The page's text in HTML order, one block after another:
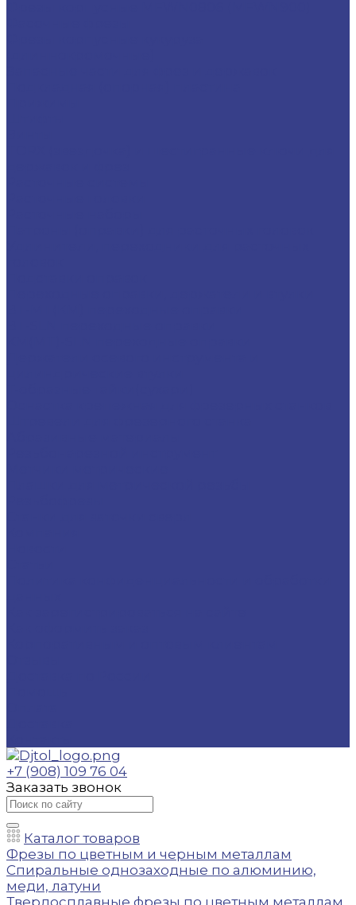
+7 (908) 109 76 04
Заказать звонок
Каталог товаров
Фрезы по цветным и черным металлам
Спиральные однозаходные по алюминию,
меди, латуни
Твердосплавные фрезы по цветным металлам